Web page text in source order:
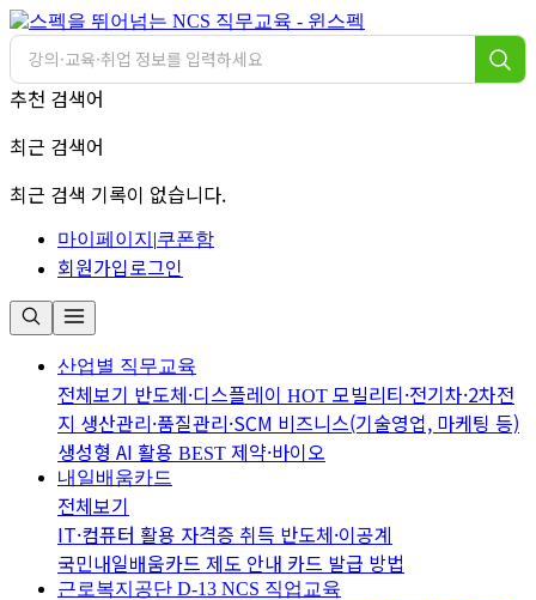
추천 검색어
최근 검색어
최근 검색 기록이 없습니다.
마이페이지 |쿠폰함
회원가입로그인
산업별 직무교육
전체보기 반도체·디스플레이 HOT 모빌리티·전기차·2차전
지 생산관리·품질관리·SCM 비즈니스(기술영업, 마케팅 등)
생성형 AI 활용 BEST 제약·바이오
내일배움카드
전체보기
IT·컴퓨터 활용 자격증 취득 반도체·이공계
국민내일배움카드 제도 안내 카드 발급 방법
근로복지공단 D-13 NCS 직업교육